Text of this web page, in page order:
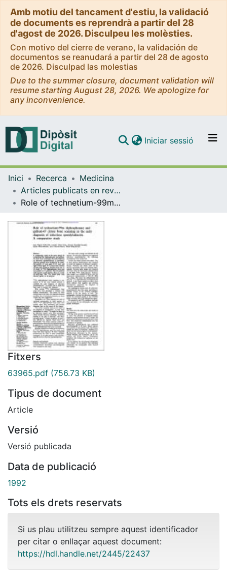
Amb motiu del tancament d'estiu, la validació
de documents es reprendrà a partir del 28
d'agost de 2026. Disculpeu les molèsties.
Con motivo del cierre de verano, la validación de
documentos se reanudará a partir del 28 de agosto
de 2026. Disculpad las molestias
Due to the summer closure, document validation will
resume starting August 28, 2026. We apologize for
any inconvenience.
Navega per tot el DD
Iniciar sessió (current)
Inici Recerca
Medicina
Articles publicats en revistes (Medicina)
Role of technetium-99m diphosphonate and gallium-67 citrate bone scanning in the early diagnosis of infectious spondylodiscitis: a comparative study
Fitxers
63965.pdf (756.73 KB)
Tipus de document
Article
Versió
Versió publicada
Data de publicació
1992
Tots els drets reservats
Si us plau utilitzeu sempre aquest identificador
per citar o enllaçar aquest document:
https://hdl.handle.net/2445/22437